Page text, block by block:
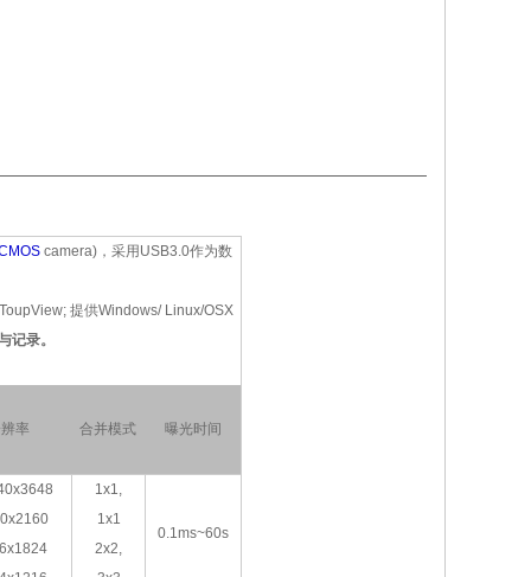
camera)，采用USB3.0作为数
提供Windows/ Linux/OSX
记录。
率 合并模式 曝光时间
1x1,
1x1
2x2,
0.1ms~60s